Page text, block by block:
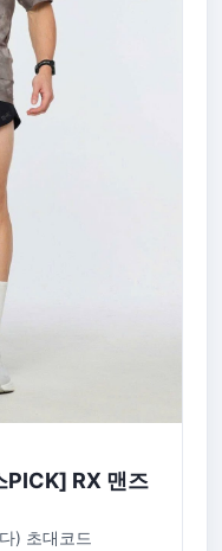
RX 맨즈
) 초대코드